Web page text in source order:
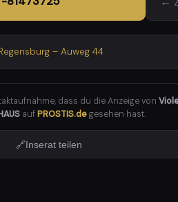
– Auweg 44
dass du die Anzeige von
auf PROSTIS.degesehen hast.
🔗Inserat teilen